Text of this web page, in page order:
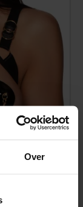
Over
GOUDEN
DIVA